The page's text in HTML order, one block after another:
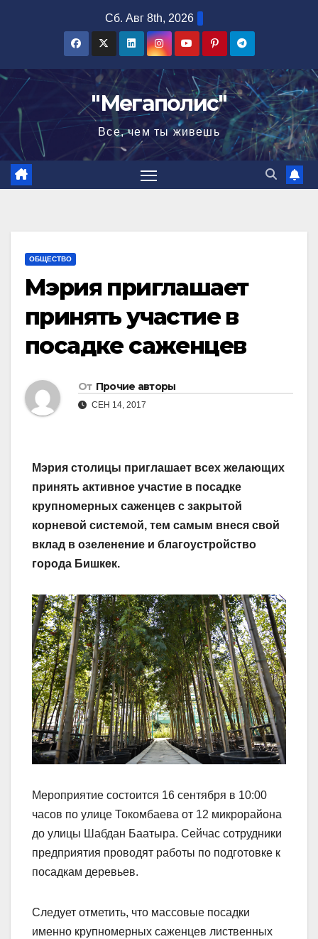
Сб. Авг 8th, 2026
"Мегаполис"
Все, чем ты живешь
ОБЩЕСТВО
Мэрия приглашает
принять участие в
посадке саженцев
От Прочие авторы
СЕН 14, 2017
Мэрия столицы приглашает всех желающих
принять активное участие в посадке
крупномерных саженцев с закрытой
корневой системой, тем самым внеся свой
вклад в озеленение и благоустройство
города Бишкек.
Мероприятие состоится 16 сентября в 10:00
часов по улице Токомбаева от 12 микрорайона
до улицы Шабдан Баатыра. Сейчас сотрудники
предприятия проводят работы по подготовке к
посадкам деревьев.
Следует отметить, что массовые посадки
именно крупномерных саженцев лиственных